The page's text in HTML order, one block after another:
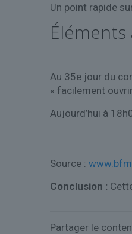
Un point rapide
Au 35e jour du
« facilement
Aujourd’hui à
Source :
Conclusion :
Partager le